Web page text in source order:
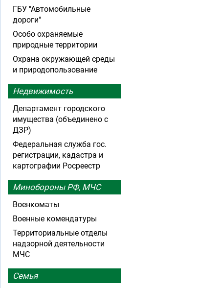
ГБУ "Автомобильные
дороги"
Особо охраняемые
природные территории
Охрана окружающей среды
и природопользование
Недвижимость
Департамент городского
имущества (объединено с
ДЗР)
Федеральная служба гос.
регистрации, кадастра и
картографии Росреестр
Минобороны РФ, МЧС
Военкоматы
Военные комендатуры
Территориальные отделы
надзорной деятельности
МЧС
Семья